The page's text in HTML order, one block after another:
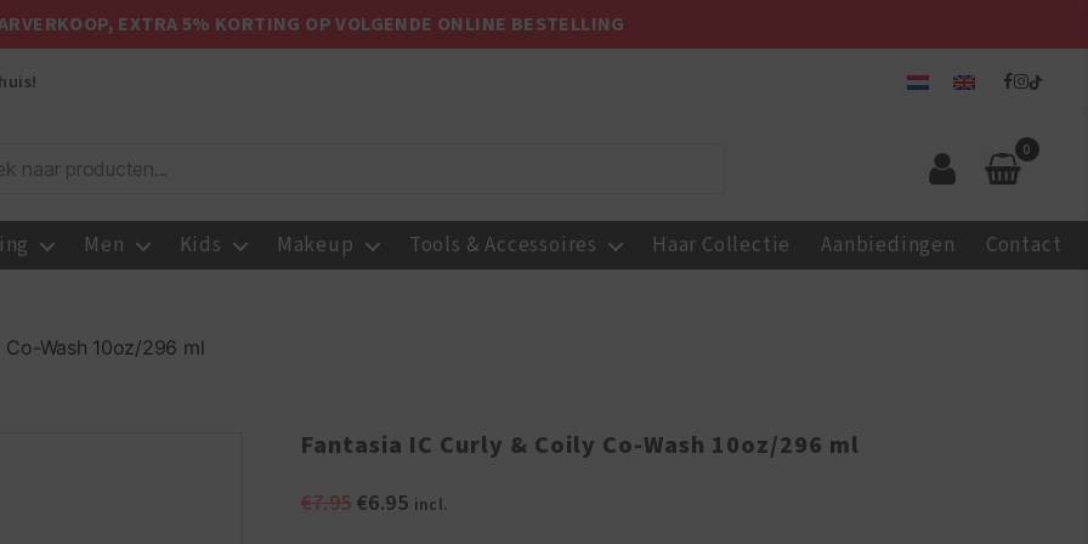
EXTRA 5% KORTING OP VOLGENDE ONLINE BESTELLING
0
Men Kids Makeup Tools & Accessoires Haar Collectie Aanbiedingen Contact
Wash 10oz/296 ml
Fantasia IC Curly & Coily Co-Wash 10oz/296 ml
€7.95 Oorspronkelijke
€6.95Huidige
incl.